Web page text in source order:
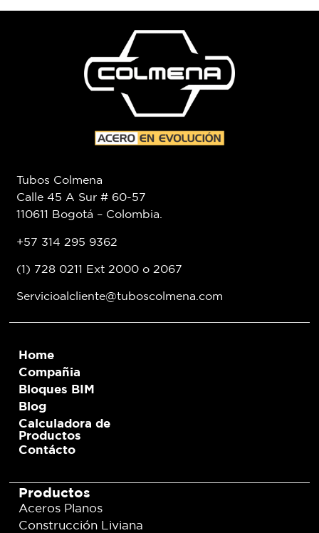
Tubos Colmena
Calle 45 A Sur # 60-57
110611 Bogotá – Colombia.
+57 314 295 9362
(1) 728 0211 Ext 2000 o 2067
Servicioalcliente@tuboscolmena.com
Home
Compañia
Bloques BIM
Blog
Calculadora de
Productos
Contácto
Productos
Aceros Planos
Construcción Liviana